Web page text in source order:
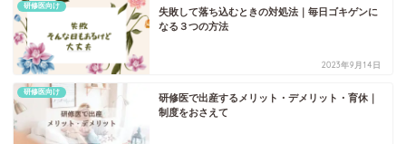
研修医向け
失敗して落ち込むときの対処法｜毎日ゴキゲンに
なる３つの方法
2023年9月14日
研修医向け
研修医で出産するメリット・デメリット・育休｜
制度をおさえて